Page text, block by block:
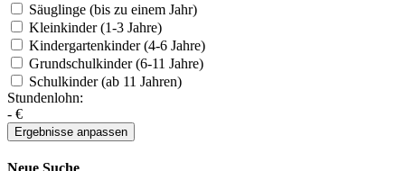
Säuglinge (bis zu einem Jahr)
Kleinkinder (1-3 Jahre)
Kindergartenkinder (4-6 Jahre)
Grundschulkinder (6-11 Jahre)
Schulkinder (ab 11 Jahren)
Stundenlohn:
- €
Neue Suche